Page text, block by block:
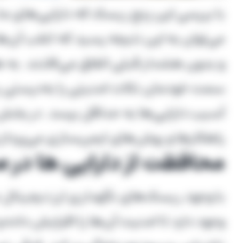
با بررسی این پنج ریسک که دارایی‌های
می‌توان به این نتیجه رسید که اغلب
و بدون هشدار قبلی اتفاق می‌افتند. به
سمت خودمان نکات امنیتی را به‌درستی
آسیب دارایی‌ها به حداقل برسد. در
راهکارها و روش‌های ایمن‌سازی
محافظت از دارایی ها
با وجود ریسک‌های نگهداری ارز
وجود دارد تا امنیت آن‌ها را افرایش